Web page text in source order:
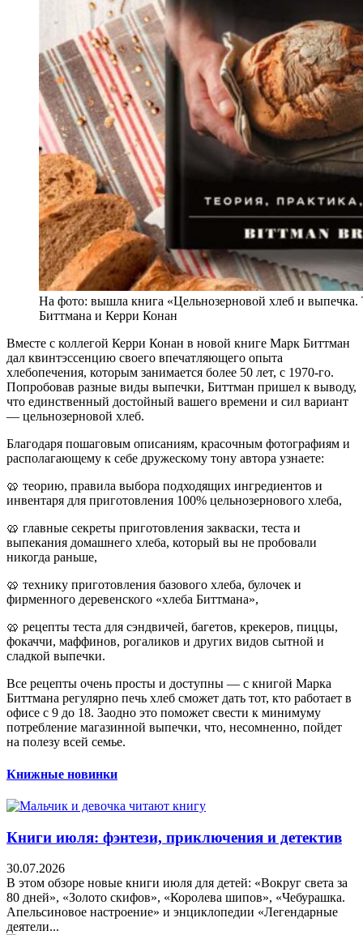
На фото: вышла книга «Цельнозерновой хлеб и
Биттмана и Керри Конан
Вместе с коллегой Керри Конан в новой книге Марк Биттман
дал квинтэссенцию своего впечатляющего опыта
хлебопечения, которым занимается более 50 лет, с 1970-го.
Попробовав разные виды выпечки, Биттман пришел к выводу,
что единственный достойный вашего времени и сил вариант
— цельнозерновой хлеб.
Благодаря пошаговым описаниям, красочным фотографиям и
располагающему к себе дружескому тону автора узнаете:
🥨 теорию, правила выбора подходящих ингредиентов и
инвентаря для приготовления 100% цельнозернового хлеба,
🥨 главные секреты приготовления закваски, теста и
выпекания домашнего хлеба, который вы не пробовали
никогда раньше,
🥨 технику приготовления базового хлеба, булочек и
фирменного деревенского «хлеба Биттмана»,
🥨 рецепты теста для сэндвичей, багетов, крекеров, пиццы,
фокаччи, маффинов, рогаликов и других видов сытной и
сладкой выпечки.
Все рецепты очень просты и доступны — с книгой Марка
Биттмана регулярно печь хлеб сможет дать тот, кто работает в
офисе с 9 до 18. Заодно это поможет свести к минимуму
потребление магазинной выпечки, что, несомненно, пойдет
на полезу всей семье.
Книжные новинки
Книги июля: фэнтези, приключения и детектив
30.07.2026
В этом обзоре новые книги июля для детей: «Вокруг света за
80 дней», «Золото скифов», «Королева шипов», «Чебурашка.
Апельсиновое настроение» и энциклопедии «Легендарные
деятели...